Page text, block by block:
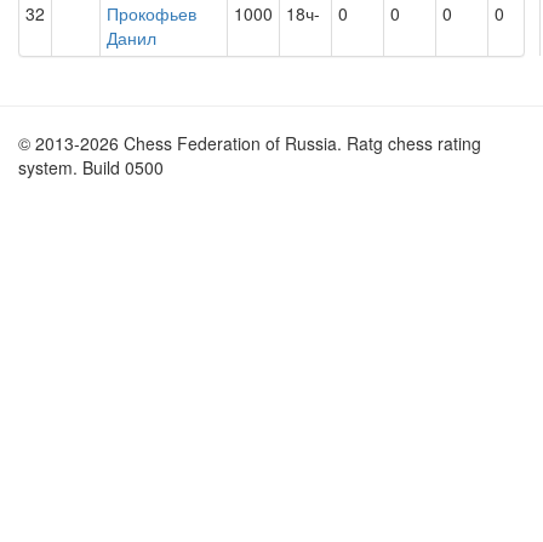
32
Прокофьев
Данил
1000 18ч- 0 0 0 0
© 2013-2026 Chess Federation of Russia. Ratg chess rating
system. Build 0500